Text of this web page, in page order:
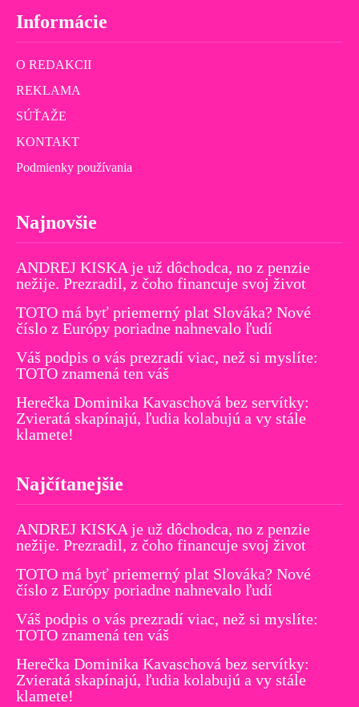
Informácie
O REDAKCII
REKLAMA
SÚŤAŽE
KONTAKT
Podmienky používania
Najnovšie
ANDREJ KISKA je už dôchodca, no z penzie
nežije. Prezradil, z čoho financuje svoj život
TOTO má byť priemerný plat Slováka? Nové
číslo z Európy poriadne nahnevalo ľudí
Váš podpis o vás prezradí viac, než si myslíte:
TOTO znamená ten váš
Herečka Dominika Kavaschová bez servítky:
Zvieratá skapínajú, ľudia kolabujú a vy stále
klamete!
Najčítanejšie
ANDREJ KISKA je už dôchodca, no z penzie
nežije. Prezradil, z čoho financuje svoj život
TOTO má byť priemerný plat Slováka? Nové
číslo z Európy poriadne nahnevalo ľudí
Váš podpis o vás prezradí viac, než si myslíte:
TOTO znamená ten váš
Herečka Dominika Kavaschová bez servítky:
Zvieratá skapínajú, ľudia kolabujú a vy stále
klamete!